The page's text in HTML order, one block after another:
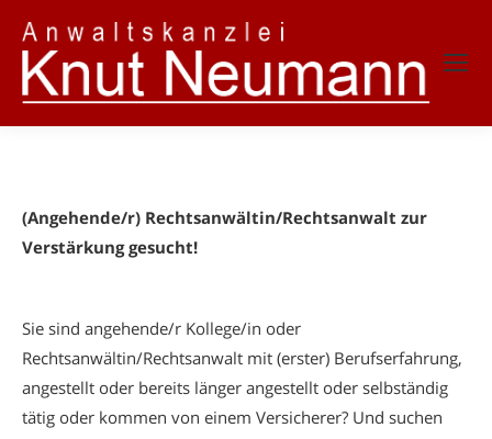
(Angehende/r) Rechtsanwältin/Rechtsanwalt zur
Verstärkung gesucht!
Sie sind angehende/r Kollege/in oder
Rechtsanwältin/Rechtsanwalt mit (erster) Berufserfahrung,
angestellt oder bereits länger angestellt oder selbständig
tätig oder kommen von einem Versicherer? Und suchen